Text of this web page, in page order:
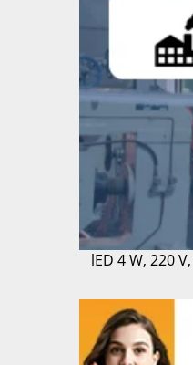
lED 4 W, 220